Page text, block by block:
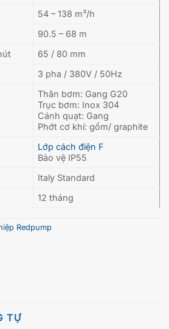
54 – 138 m³/h
90.5 – 68 m
65 / 80 mm
3 pha / 380V / 50Hz
Thân bơm: Gang G20
Trục bơm: Inox 304
Cánh quạt: Gang
Phớt cơ khí: gốm/ graphite
Lớp cách điện F
Bảo vệ IP55
Italy Standard
12 tháng
Redpump
TỰ